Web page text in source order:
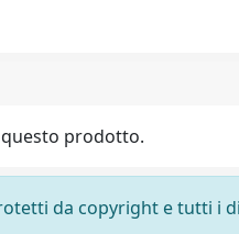
prodotto.
da copyright e tutti i